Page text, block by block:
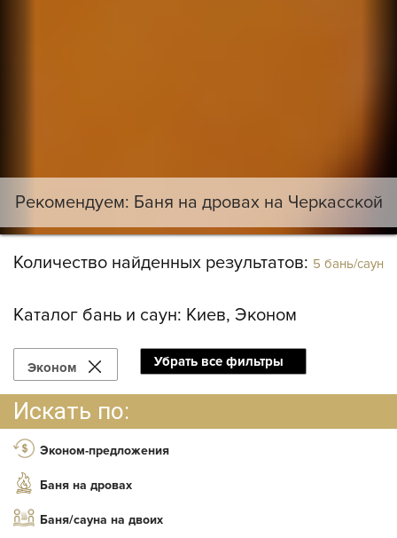
Рекомендуем: Баня на дровах на Черкасской
Количество найденных результатов: 5 бань/саун
Каталог бань и саун: Киев, Эконом
Эконом Убрать все фильтры
Искать по:
Эконом-предложения
Баня на дровах
Баня/сауна на двоих